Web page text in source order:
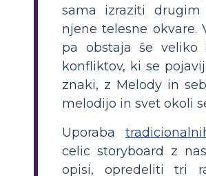
sama izraziti drugim
njene telesne okvare.
pa obstaja še veliko
konfliktov, ki se
znaki, z Melody in
melodijo in svet okoli
Uporaba
celic storyboard z
opisi, opredeliti tri